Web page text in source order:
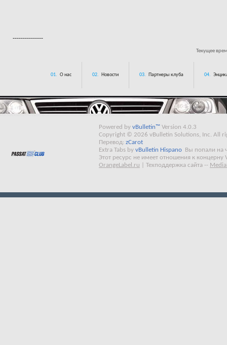
---------------
Текущее
01. О нас 02. Новости 03. Партнеры клуба 04.
Powered by vBulletin™ Version 4.0.3
Copyright © 2026 vBulletin Solutions, Inc. All
Перевод: zCarot
Extra Tabs by vBulletin Hispano
Вы попали на
Этот ресурс не имеет отношения к концерну
OrangeLabel.ru
Техподдержка сайта --